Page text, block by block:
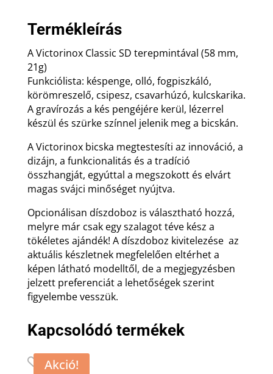
gravírozással
mennyiség
Termékleírás
A Victorinox Classic SD terepmintával (58 mm,
21g)
Funkciólista: késpenge, olló, fogpiszkáló,
körömreszelő, csipesz, csavarhúzó, kulcskarika.
A gravírozás a kés pengéjére kerül, lézerrel
készül és szürke színnel jelenik meg a bicskán.
A Victorinox bicska megtestesíti az innováció, a
dizájn, a funkcionalitás és a tradíció
összhangját, egyúttal a megszokott és elvárt
magas svájci minőséget nyújtva.
Opcionálisan díszdoboz is választható hozzá,
melyre már csak egy szalagot téve kész a
tökéletes ajándék! A díszdoboz kivitelezése az
aktuális készletnek megfelelően eltérhet a
képen látható modelltől, de a megjegyzésben
jelzett preferenciát a lehetőségek szerint
figyelembe vesszük.
Kapcsolódó termékek
Akció!